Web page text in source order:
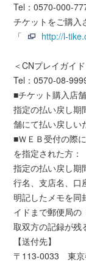
Tel：0570-000-
チケットをご購入
「
http://l-
＜CNプレイガイド
Tel：0570-08-
■チケット購入店
指定の払い戻し期
舗にて払い戻しい
■ＷＥＢ受付の際
を指定された方：
指定の払い戻し期
行名、支店名、口
明記したメモを同
イドまで郵便局の
取双方の記録が残
【送付先】
〒113-0033 東京